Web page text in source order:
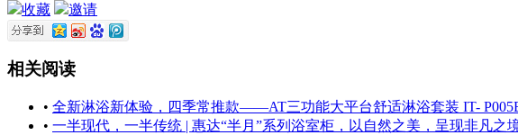
收藏
邀请
相关阅读
• 全新淋浴新体验，四季常推款——AT三功能大平台舒适淋浴套装 IT-
• 一半现代，一半传统 | 惠达“半月”系列浴室柜，以自然之美，呈现非凡之